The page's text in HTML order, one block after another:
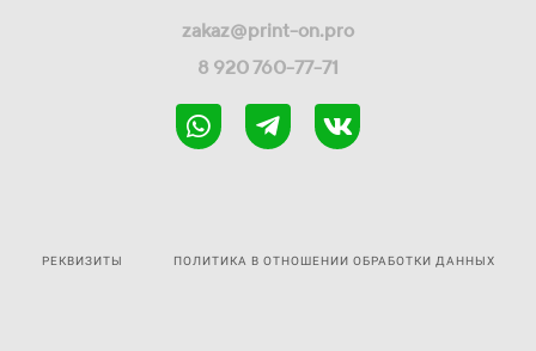
zakaz@print-on.pro
8 920 760-77-71
РЕКВИЗИТЫ ПОЛИТИКА В ОТНОШЕНИИ ОБРАБОТКИ ДАННЫХ